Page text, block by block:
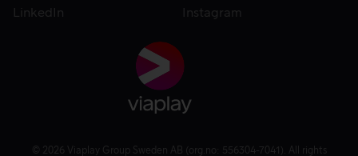
LinkedIn
Instagram
© 2026 Viaplay Group Sweden AB (org.no: 556304-7041). All rights